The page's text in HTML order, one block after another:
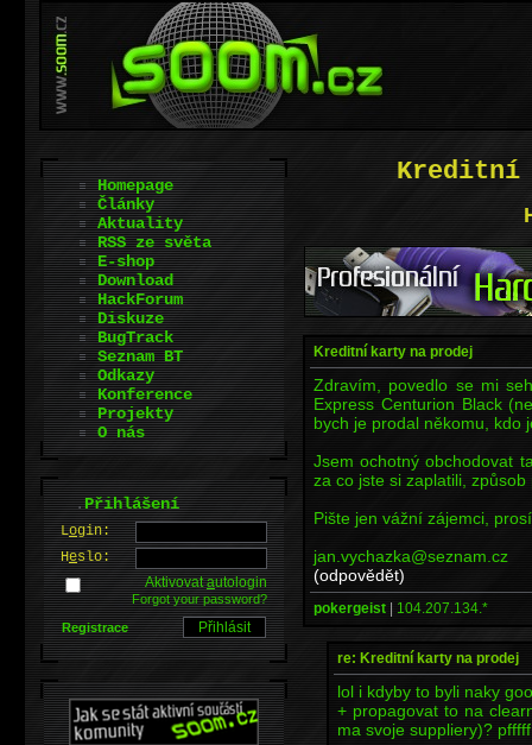
Kreditní
Kreditní karty na prodej
Zdravím, povedlo se mi
Express Centurion Black
bych je prodal někomu, kdo
Jsem ochotný obchodovat
za co jste si zaplatili,
Pište jen vážní zájemci,
jan.vychazka@seznam.cz
(odpovědět)
pokergeist | 104.207.134.*
re: Kreditní karty na prodej
lol i kdyby to byli naky
+ propagovat to na
ma svoje suppliery)?
Homepage
Články
Aktuality
RSS ze světa
E-shop
Download
HackForum
Diskuze
BugTrack
Seznam BT
Odkazy
Konference
Projekty
O nás
.Přihlášení
Login:
Heslo:
Aktivovatautologin
Forgot your password?
Registrace